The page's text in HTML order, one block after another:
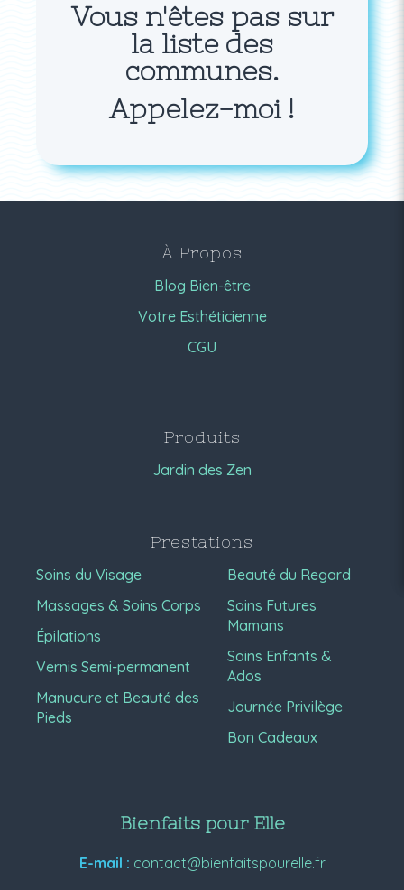
Vous n'êtes pas sur
la liste des
communes.
Appelez-moi !
Bienfaits pour Elle
E-mail : contact@bienfaitspourelle.fr
Prestations
Soins du Visage
Massages & Soins Corps
Épilations
Vernis Semi-permanent
Manucure et Beauté des
Pieds
Beauté du Regard
Soins Futures
Mamans
Soins Enfants &
Ados
Journée Privilège
Bon Cadeaux
Produits
Jardin des Zen
À Propos
Blog Bien-être
Votre Esthéticienne
CGU